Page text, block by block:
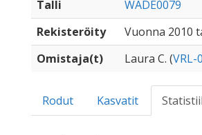
Talli
WADE0079
Rekisteröity
Vuonna 2010
Omistaja(t)
Laura C. (VRL-
Rodut Kasvatit